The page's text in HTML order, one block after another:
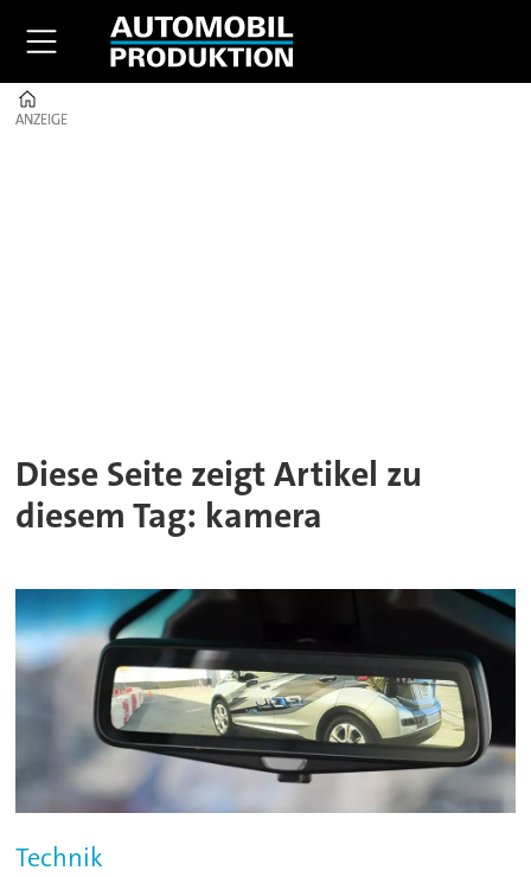
ANZEIGE
ANZEIGE
Diese Seite zeigt Artikel zu
diesem Tag: kamera
Technik